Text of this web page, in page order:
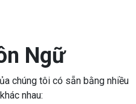
Ngữ
chúng tôi có sẵn bằng nhiều
nhau: